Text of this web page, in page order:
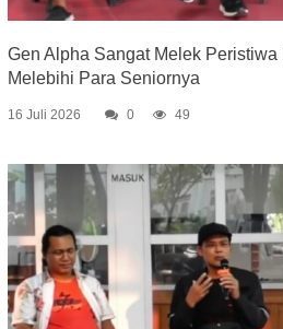
Gen Alpha Sangat Melek
Melebihi Para Seniornya
16 Juli 2026 0 49